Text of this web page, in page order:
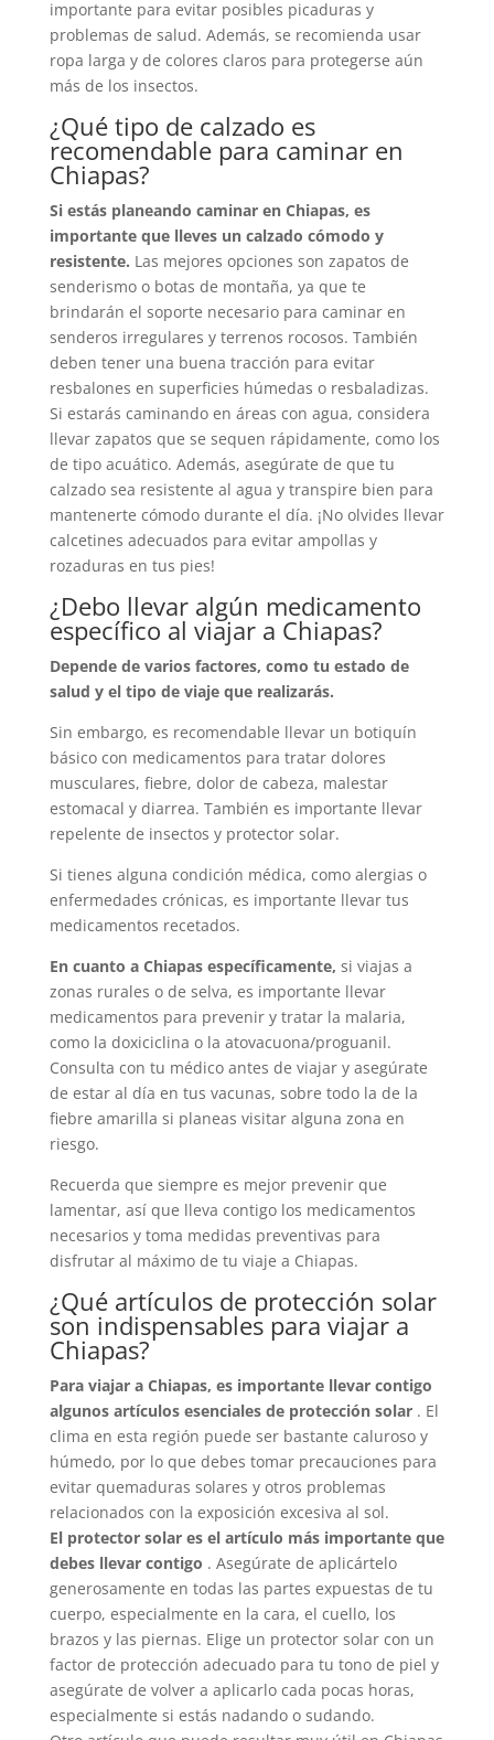
importante para evitar posibles picaduras y
problemas de salud. Además, se recomienda usar
ropa larga y de colores claros para protegerse aún
más de los insectos.
¿Qué tipo de calzado es
recomendable para caminar en
Chiapas?
Si estás planeando caminar en Chiapas, es
importante que lleves un calzado cómodo y
resistente. Las mejores opciones son zapatos de
senderismo o botas de montaña, ya que te
brindarán el soporte necesario para caminar en
senderos irregulares y terrenos rocosos. También
deben tener una buena tracción para evitar
resbalones en superficies húmedas o resbaladizas.
Si estarás caminando en áreas con agua, considera
llevar zapatos que se sequen rápidamente, como los
de tipo acuático. Además, asegúrate de que tu
calzado sea resistente al agua y transpire bien para
mantenerte cómodo durante el día. ¡No olvides llevar
calcetines adecuados para evitar ampollas y
rozaduras en tus pies!
¿Debo llevar algún medicamento
específico al viajar a Chiapas?
Depende de varios factores, como tu estado de
salud y el tipo de viaje que realizarás.
Sin embargo, es recomendable llevar un botiquín
básico con medicamentos para tratar dolores
musculares, fiebre, dolor de cabeza, malestar
estomacal y diarrea. También es importante llevar
repelente de insectos y protector solar.
Si tienes alguna condición médica, como alergias o
enfermedades crónicas, es importante llevar tus
medicamentos recetados.
En cuanto a Chiapas específicamente, si viajas a
zonas rurales o de selva, es importante llevar
medicamentos para prevenir y tratar la malaria,
como la doxiciclina o la atovacuona/proguanil.
Consulta con tu médico antes de viajar y asegúrate
de estar al día en tus vacunas, sobre todo la de la
fiebre amarilla si planeas visitar alguna zona en
riesgo.
Recuerda que siempre es mejor prevenir que
lamentar, así que lleva contigo los medicamentos
necesarios y toma medidas preventivas para
disfrutar al máximo de tu viaje a Chiapas.
¿Qué artículos de protección solar
son indispensables para viajar a
Chiapas?
Para viajar a Chiapas, es importante llevar contigo
algunos artículos esenciales de protección solar . El
clima en esta región puede ser bastante caluroso y
húmedo, por lo que debes tomar precauciones para
evitar quemaduras solares y otros problemas
relacionados con la exposición excesiva al sol.
El protector solar es el artículo más importante que
debes llevar contigo . Asegúrate de aplicártelo
generosamente en todas las partes expuestas de tu
cuerpo, especialmente en la cara, el cuello, los
brazos y las piernas. Elige un protector solar con un
factor de protección adecuado para tu tono de piel y
asegúrate de volver a aplicarlo cada pocas horas,
especialmente si estás nadando o sudando.